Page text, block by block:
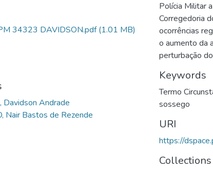
34323 DAVIDSON.pdf(1.01 MB)
Davidson Andrade
Nair Bastos de Rezende
Polícia Militar
Corregedoria
ocorrências
o aumento da
perturbação
Keywords
Termo
sossego
URI
https://
Collections